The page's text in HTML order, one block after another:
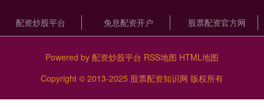
配资炒股平台 免息配资开户 股票配资官方网
Powered by 配资炒股平台 RSS地图 HTML地图
Copyright © 2013-2025 股票配资知识网 版权所有